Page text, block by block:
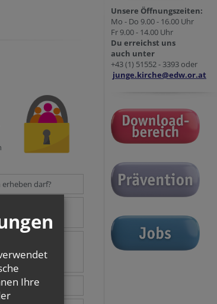
darf?
fragen?
und die
Unsere Öffnungszeiten:
Mo - Do 9.00 - 16.00 Uhr
Fr 9.00 - 14.00 Uhr
Du erreichst uns
auch unter
+43 (1) 51552 - 3393 oder
junge.kirche@edw.or.at
Ihre